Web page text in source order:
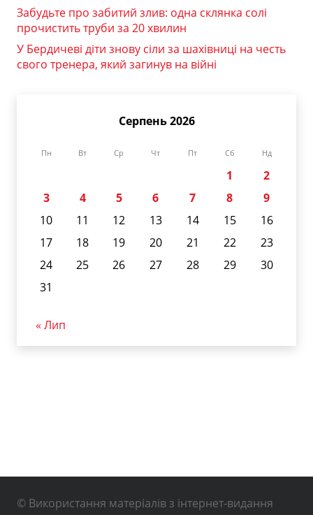
Забудьте про забитий злив: одна склянка солі
прочистить труби за 20 хвилин
У Бердичеві діти знову сіли за шахівниці на честь
свого тренера, який загинув на війні
Серпень 2026
Пн Вт Ср Чт Пт Сб Нд
1
2
3
4 5 6 7 8
9
10
11 12 13 14 15
16
17
18 19 20 21 22
23
24
25 26 27 28 29
30
31
« Лип
© Використання матеріалів з інтернет-видання